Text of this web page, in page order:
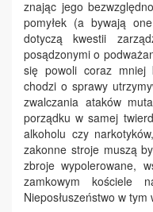
znając jego
pomyłek (a bywają
dotyczą kwestii
posądzonymi o
się powoli coraz mniej
chodzi o sprawy
zwalczania ataków
porządku w samej
alkoholu czy
zakonne stroje muszą
zbroje wypolerowane,
zamkowym kościele
Nieposłuszeństwo w